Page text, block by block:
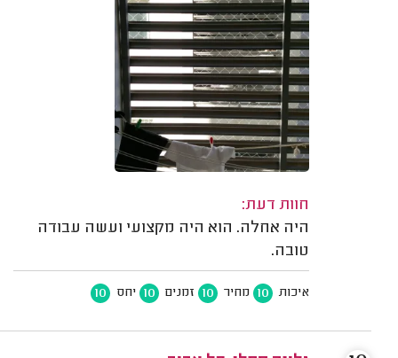
חוות דעת:
היה אחלה. הוא היה מקצועי ועשה עבודה
טובה.
איכות 10 מחיר 10 זמנים 10 יחס 10